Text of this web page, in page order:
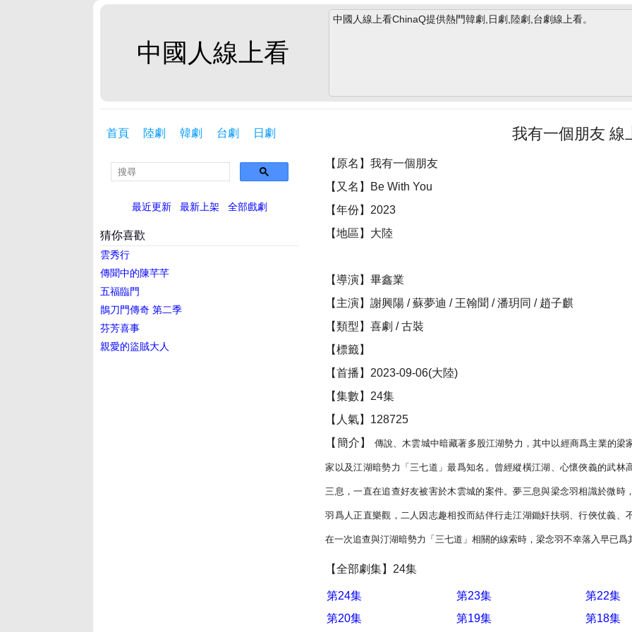
中國人線上看
中國人線上看ChinaQ提供熱門韓劇,日劇,陸劇,台劇線上看。
首頁 陸劇 韓劇 台劇 日劇
最近更新 最新上架 全部戲劇
我有一個朋友 線
【原名】我有一個朋友
【又名】Be With You
【年份】2023
【地區】大陸
【導演】畢鑫業
【主演】謝興陽 / 蘇夢迪 / 王翰聞 / 潘玥同 / 趙子麒
【類型】喜劇 / 古裝
【標籤】
【首播】2023-09-06(大陸)
【集數】24集
【人氣】128725
【簡介】 傳說、木雲城中暗藏著多股江湖勢力，其中以經商爲主業的梁
家以及江湖暗勢力「三七道」最爲知名。曾經縱橫江湖、心懷俠義的武林
三息，一直在追查好友被害於木雲城的案件。夢三息與梁念羽相識於微時
羽爲人正直樂觀，二人因志趣相投而結伴行走江湖鋤奸扶弱、行俠仗義、
在一次追查與汀湖暗勢力「三七道」相關的線索時，梁念羽不幸落入早已
【全部劇集】24集
第24集 第23集
第22集
第20集
第19集 第18集
猜你喜歡
雲秀行
傳聞中的陳芊芊
五福臨門
鵲刀門傳奇 第二季
芬芳喜事
親愛的盜賊大人